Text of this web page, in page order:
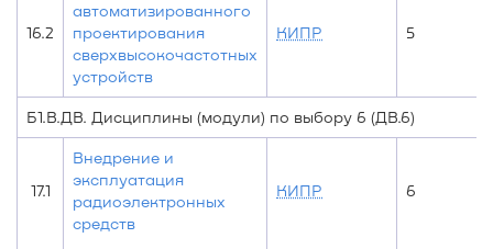
16.2
автоматизированного
проектирования
сверхвысокочастотных
устройств
КИПР 5
Б1.В.ДВ. Дисциплины (модули) по выбору 6 (ДВ.6)
17.1
Внедрение и
эксплуатация
радиоэлектронных
средств
КИПР 6